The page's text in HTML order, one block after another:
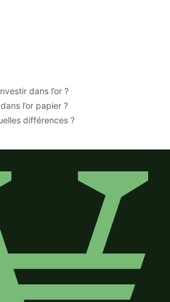
dans l’or ?
l’or papier ?
différences ?